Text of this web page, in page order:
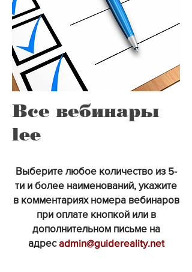
Все вебинары
lee
Выберите любое количество из 5-
ти и более наименований, укажите
в комментариях номера вебинаров
при оплате кнопкой или в
дополнительном письме на
адресadmin@guidereality.net